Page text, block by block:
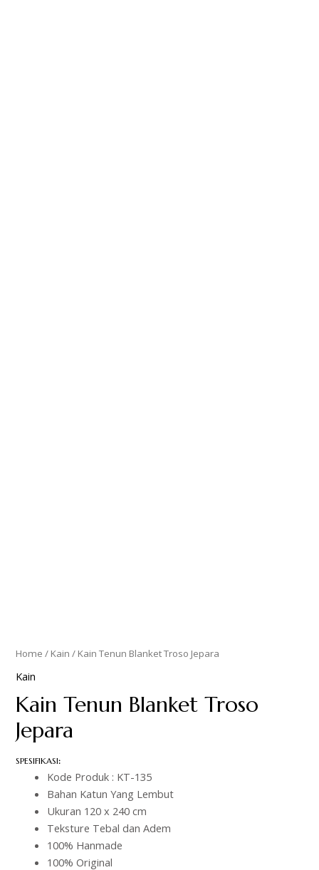
Home / Kain / Kain Tenun Blanket Troso Jepara
Kain
Kain Tenun Blanket Troso
Jepara
SPESIFIKASI:
Kode Produk : KT-135
Bahan Katun Yang Lembut
Ukuran 120 x 240 cm
Teksture Tebal dan Adem
100% Hanmade
100% Original